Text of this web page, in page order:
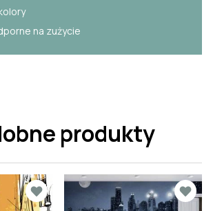
na zużycie
produkty